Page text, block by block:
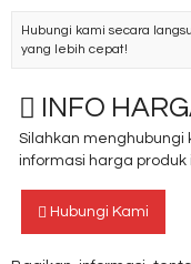
Hubungi kami secara
yang lebih cepat!
INFO
Silahkan
informasi harga produk
Hubungi Kami